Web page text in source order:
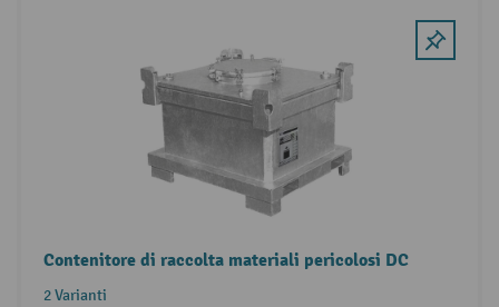
Contenitore di raccolta materiali pericolosi DC
2 Varianti